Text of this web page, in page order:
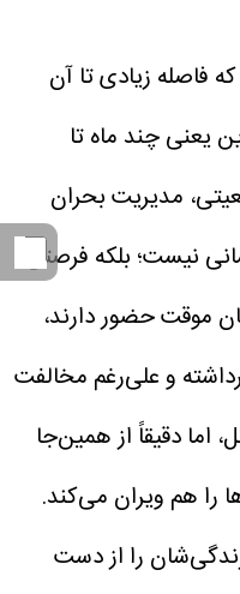
فاصله زیادی تا آن
تا زمان انتخابات مجلس در دی ماه ۱۴۰۵ موافقت کرده و این یعنی چند ماه تا
مدیریت بحران
نیست؛ بلکه فرصتی
موقت حضور دارند،
و علی‌رغم مخالفت
اما دقیقاً از همین‌جا
را هم ویران می‌کند.
را از دست